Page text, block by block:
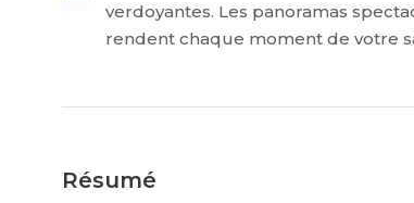
verdoyantes. Les panoramas
rendent chaque moment de votre
Résumé